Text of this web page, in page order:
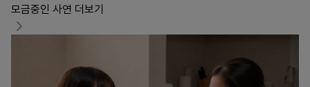
모금중인 사연 더보기